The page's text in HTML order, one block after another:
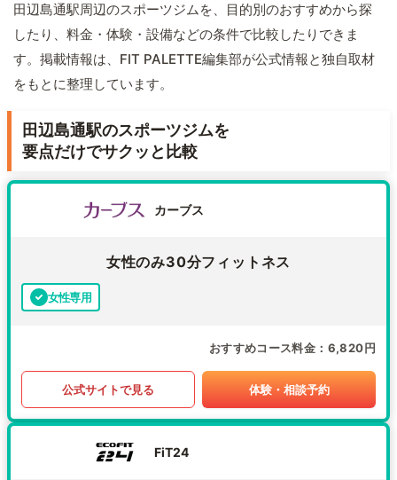
田辺島通駅周辺のスポーツジムを、目的別のおすすめから探
したり、料金・体験・設備などの条件で比較したりできま
す。掲載情報は、FIT PALETTE編集部が公式情報と独自取材
をもとに整理しています。
田辺島通駅のスポーツジムを
要点だけでサクッと比較
カーブス
女性のみ30分フィットネス
女性専用
おすすめコース料金 6,820円
公式サイトで見る 体験・相談予約
FiT24